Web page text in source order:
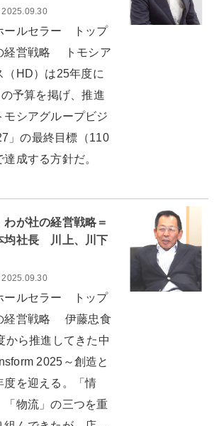
2025.09.30
ルセラー トップ
経営戦略 トモシア
（HD）は25年度に
予算を掲げ、推進
モシアグループビジ
」の最終目標（110
成する方針だ。
が社の経営戦略＝
均社長 川上、川下
2025.09.30
ルセラー トップ
経営戦略 伊藤忠食
から推進してきた中
2025～創造と
度を迎える。「情
「物流」の三つを重